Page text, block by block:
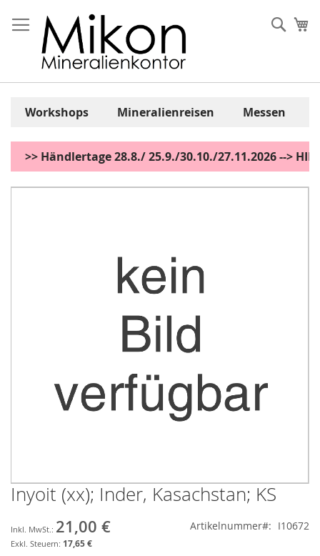
Inhalt
springen
Workshops Mineralienreisen Messen
>> Händlertage 28.8./ 25.9./30.10./27.11.2026 -->
Zum
Zum
Anfang
Bildgalerie
springen
Inyoit (xx); Inder, Kasachstan; KS
21,00 €
17,65 €
Artikelnummer I10672